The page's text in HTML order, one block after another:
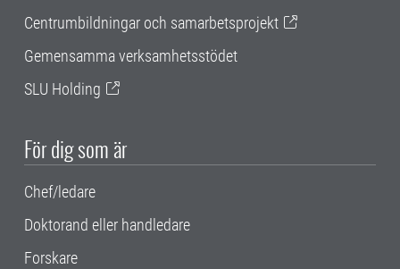
Centrumbildningar och samarbetsprojekt
Gemensamma verksamhetsstödet
SLU Holding
För dig som är
Chef/ledare
Doktorand eller handledare
Forskare